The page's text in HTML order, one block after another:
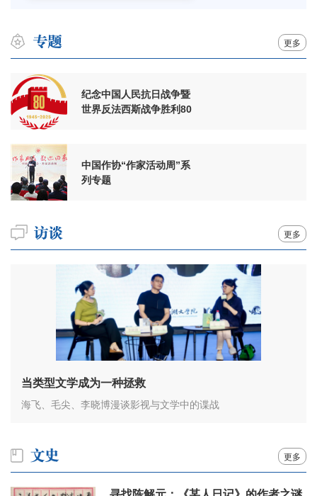
更多
纪念中国人民抗日战争暨
世界反法西斯战争胜利80
中国作协“作家活动周”系
列专题
更多
当类型文学成为一种拯救
海飞、毛尖、李晓博漫谈影视与文学中的谍战
更多